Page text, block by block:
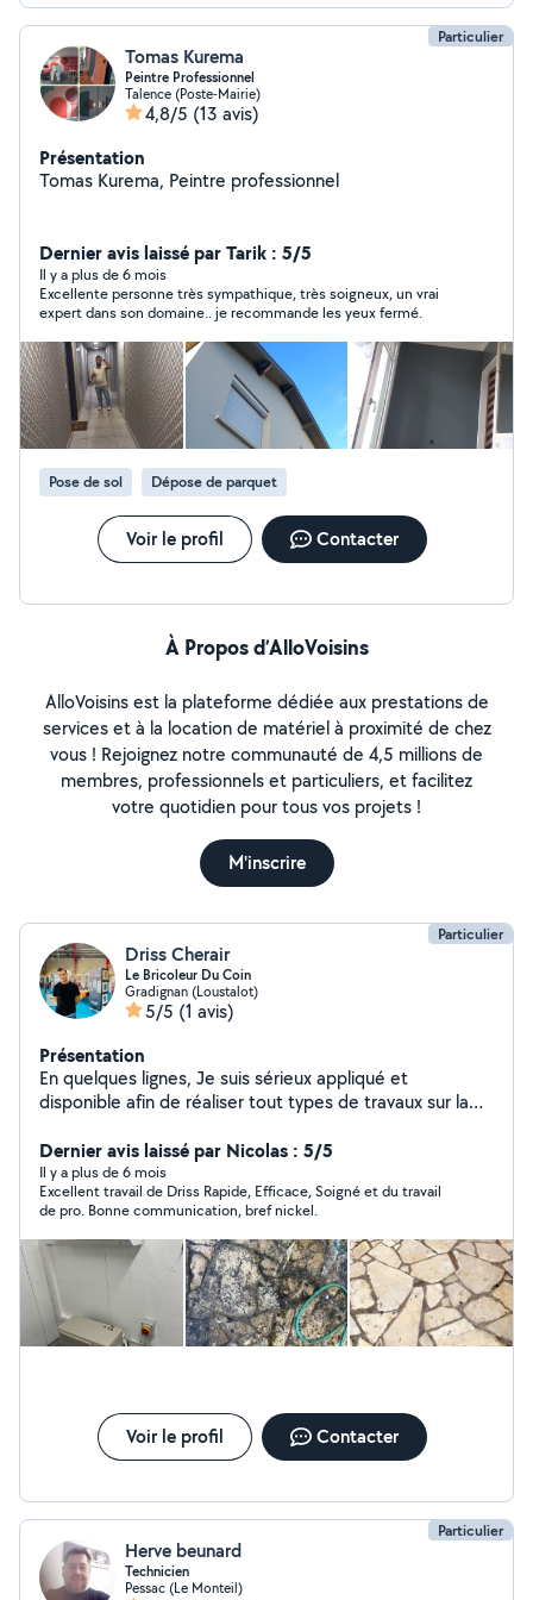
Particulier
Tomas Kurema
Peintre Professionnel
Talence (Poste-Mairie)
4,8/5 (13 avis)
Présentation
Tomas Kurema, Peintre professionnel
Dernier avis laissé par Tarik : 5/5
Il y a plus de 6 mois
Excellente personne très sympathique, très soigneux, un vrai
expert dans son domaine.. je recommande les yeux fermé.
Pose de sol Dépose de parquet
Voir le profil Contacter
À Propos d’AlloVoisins
AlloVoisins est la plateforme dédiée aux prestations de
services et à la location de matériel à proximité de chez
vous ! Rejoignez notre communauté de 4,5 millions de
membres, professionnels et particuliers, et facilitez
votre quotidien pour tous vos projets !
M'inscrire
Particulier
Driss Cherair
Le Bricoleur Du Coin
Gradignan (Loustalot)
5/5 (1 avis)
Présentation
En quelques lignes, Je suis sérieux appliqué et
disponible afin de réaliser tout types de travaux sur la
quelconques questions, cela sera un plaisir de vous
répondre !
Dernier avis laissé par Nicolas : 5/5
Il y a plus de 6 mois
Excellent travail de Driss Rapide, Efficace, Soigné et du travail
de pro. Bonne communication, bref nickel.
Voir le profil Contacter
Particulier
Herve beunard
Technicien
Pessac (Le Monteil)